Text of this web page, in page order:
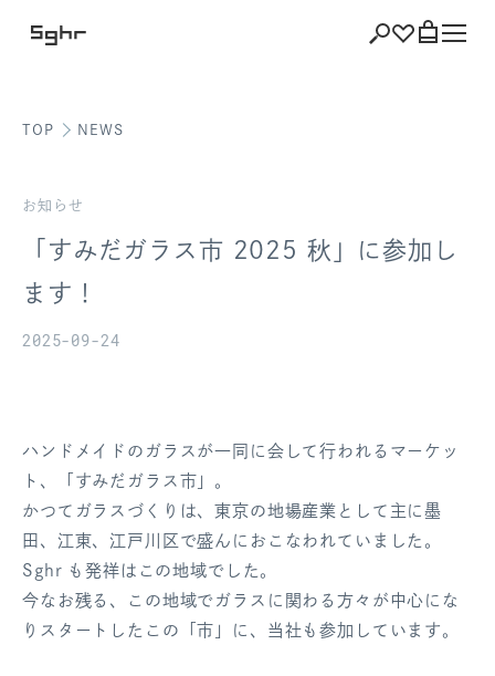
ショッピング
お気に入り
TOP NEWS
お知らせ
「すみだガラス市 2025 秋」に参加し
ます！
2025-09-24
ハンドメイドのガラスが一同に会して行われるマーケッ
ト、「すみだガラス市」。
かつてガラスづくりは、東京の地場産業として主に墨
田、江東、江戸川区で盛んにおこなわれていました。
Sghr も発祥はこの地域でした。
今なお残る、この地域でガラスに関わる方々が中心にな
りスタートしたこの「市」に、当社も参加しています。